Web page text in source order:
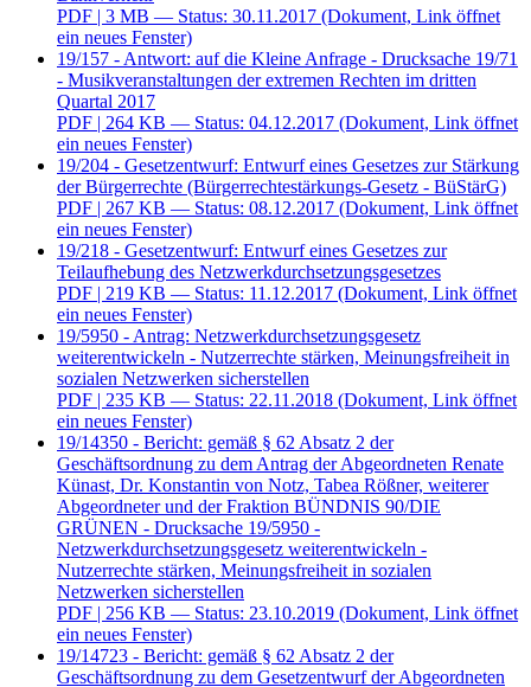
PDF | 3 MB — Status: 30.11.2017 (Dokument, Link öffnet
ein neues Fenster)
19/157 - Antwort: auf die Kleine Anfrage - Drucksache 19/71
- Musikveranstaltungen der extremen Rechten im dritten
Quartal 2017
PDF | 264 KB — Status: 04.12.2017 (Dokument, Link öffnet
ein neues Fenster)
19/204 - Gesetzentwurf: Entwurf eines Gesetzes zur Stärkung
der Bürgerrechte (Bürgerrechtestärkungs-Gesetz - BüStärG)
PDF | 267 KB — Status: 08.12.2017 (Dokument, Link öffnet
ein neues Fenster)
19/218 - Gesetzentwurf: Entwurf eines Gesetzes zur
Teilaufhebung des Netzwerkdurchsetzungsgesetzes
PDF | 219 KB — Status: 11.12.2017 (Dokument, Link öffnet
ein neues Fenster)
19/5950 - Antrag: Netzwerkdurchsetzungsgesetz
weiterentwickeln - Nutzerrechte stärken, Meinungsfreiheit in
sozialen Netzwerken sicherstellen
PDF | 235 KB — Status: 22.11.2018 (Dokument, Link öffnet
ein neues Fenster)
19/14350 - Bericht: gemäß § 62 Absatz 2 der
Geschäftsordnung zu dem Antrag der Abgeordneten Renate
Künast, Dr. Konstantin von Notz, Tabea Rößner, weiterer
Abgeordneter und der Fraktion BÜNDNIS 90/DIE
GRÜNEN - Drucksache 19/5950 -
Netzwerkdurchsetzungsgesetz weiterentwickeln -
Nutzerrechte stärken, Meinungsfreiheit in sozialen
Netzwerken sicherstellen
PDF | 256 KB — Status: 23.10.2019 (Dokument, Link öffnet
ein neues Fenster)
19/14723 - Bericht: gemäß § 62 Absatz 2 der
Geschäftsordnung zu dem Gesetzentwurf der Abgeordneten